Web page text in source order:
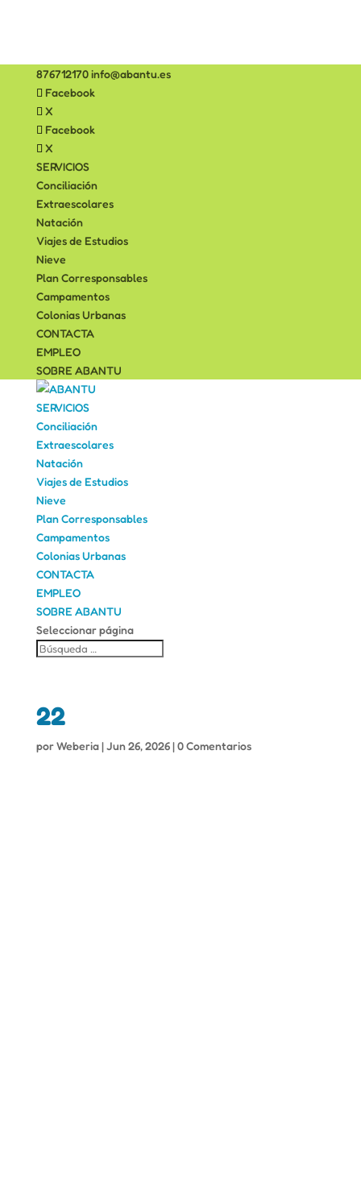
876712170info@abantu.es
Facebook
X
Facebook
X
SERVICIOS
Conciliación
Extraescolares
Natación
Viajes de Estudios
Nieve
Plan Corresponsables
Campamentos
Colonias Urbanas
CONTACTA
EMPLEO
SOBRE ABANTU
SERVICIOS
Conciliación
Extraescolares
Natación
Viajes de Estudios
Nieve
Plan Corresponsables
Campamentos
Colonias Urbanas
CONTACTA
EMPLEO
SOBRE ABANTU
Seleccionar página
22
porWeberia|Jun 26, 2026|0 Comentarios